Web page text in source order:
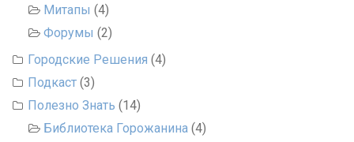
Митапы (4)
Форумы (2)
Городские Решения (4)
Подкаст (3)
Полезно Знать (14)
Библиотека Горожанина (4)